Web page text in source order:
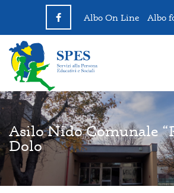
Albo On Line Albo
Asilo Nido Comunale
Dolo